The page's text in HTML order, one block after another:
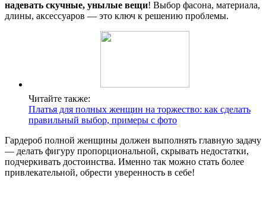
надевать скучные, унылые вещи! Выбор фасона, материала,
длины, аксессуаров — это ключ к решению проблемы.
Читайте также:
Платья для полных женщин на торжество: как сделать
правильный выбор, примеры с фото
Гардероб полной женщины должен выполнять главную задачу
— делать фигуру пропорциональной, скрывать недостатки,
подчеркивать достоинства. Именно так можно стать более
привлекательной, обрести уверенность в себе!